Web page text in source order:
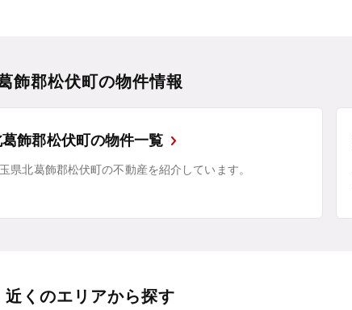
飾郡松伏町の物件情報
飾郡松伏町の物件一覧
県北葛飾郡松伏町の不動産を紹介しています。
近くのエリアから探す